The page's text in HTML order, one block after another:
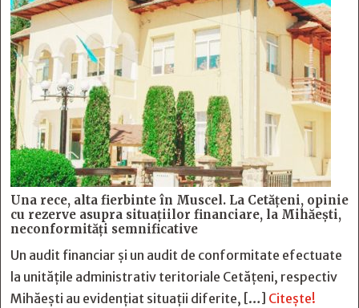
Una rece, alta fierbinte în Muscel. La Cetăţeni, opinie
cu rezerve asupra situaţiilor financiare, la Mihăeşti,
neconformităţi semnificative
Un audit financiar și un audit de conformitate efectuate
la unitățile administrativ teritoriale Cetățeni, respectiv
Mihăești au evidențiat situații diferite, […] Citește!